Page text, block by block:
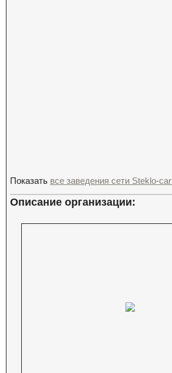
Показать все заведения сети Steklo-
Описание организации: